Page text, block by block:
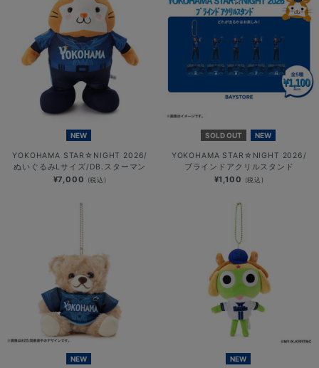
NEW
YOKOHAMA STAR☆NIGHT 2026/
ぬいぐるみLサイズ/DB.スターマン
¥7,000 (税込)
SOLD OUT NEW
YOKOHAMA STAR☆NIGHT 2026/
ブラインドアクリルスタンド
¥1,100 (税込)
NEW NEW